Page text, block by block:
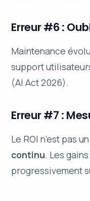
Erreur #6 :
Maintenance
support
(AI Act 2026).
Erreur #7 :
Le ROI n’est pas
continu. Les
progressivement